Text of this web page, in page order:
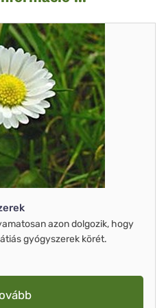
azon dolgozik, hogy
gyógyszerek körét.